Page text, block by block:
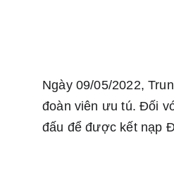
Ngày 09/05/2022,
đoàn viên ưu tú. Đối
đấu để được kết nạp